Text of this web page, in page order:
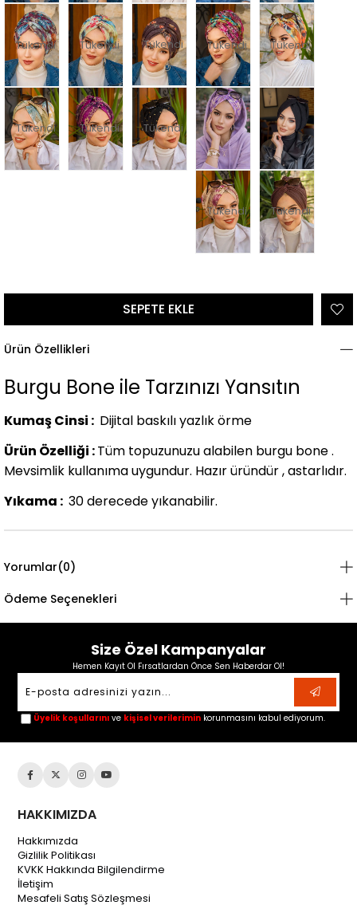
Tükendi Tükendi Tükendi Tükendi Tükendi
Tükendi Tükendi Tükendi
Tükendi Tükendi
Ürün Özellikleri
Burgu Bone ile Tarzınızı Yansıtın
Kumaş Cinsi : Dijital baskılı yazlık örme
Ürün Özelliği :Tüm topuzunuzu alabilen burgu bone .
Mevsimlik kullanıma uygundur. Hazır üründür , astarlıdır.
Yıkama : 30 derecede yıkanabilir.
Yorumlar(0)
Ödeme Seçenekleri
Size Özel Kampanyalar
Hemen Kayıt Ol Fırsatlardan Önce Sen Haberdar Ol!
Üyelik koşullarını ve kişisel verilerimin korunmasını kabul ediyorum.
HAKKIMIZDA
Hakkımızda
Gizlilik Politikası
KVKK Hakkında Bilgilendirme
İletişim
Mesafeli Satış Sözleşmesi